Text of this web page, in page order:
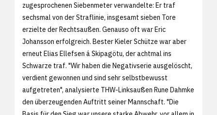
zugesprochenen Siebenmeter verwandelte: Er traf
sechsmal von der Straflinie, insgesamt sieben Tore
erzielte der Rechtsaußen. Genauso oft war Eric
Johansson erfolgreich. Bester Kieler Schütze war aber
erneut Elias Ellefsen á Skipagötu, der achtmal ins
Schwarze traf. "Wir haben die Negativserie ausgelöscht,
verdient gewonnen und sind sehr selbstbewusst
aufgetreten", analysierte THW-Linksaußen Rune Dahmke
den überzeugenden Auftritt seiner Mannschaft. "Die